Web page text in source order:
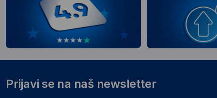
Prijavi se na naš newsletter